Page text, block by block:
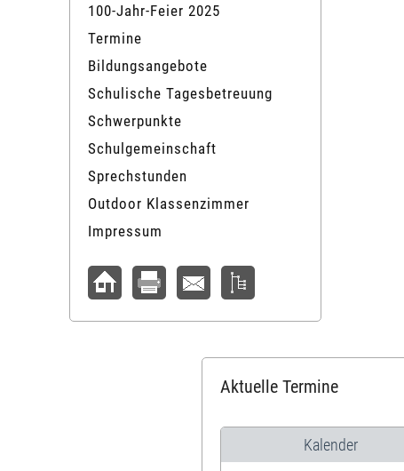
100-Jahr-Feier 2025
Termine
Bildungsangebote
Schulische Tagesbetreuung
Schwerpunkte
Schulgemeinschaft
Sprechstunden
Outdoor Klassenzimmer
Impressum
Aktuelle Termine
Kalender